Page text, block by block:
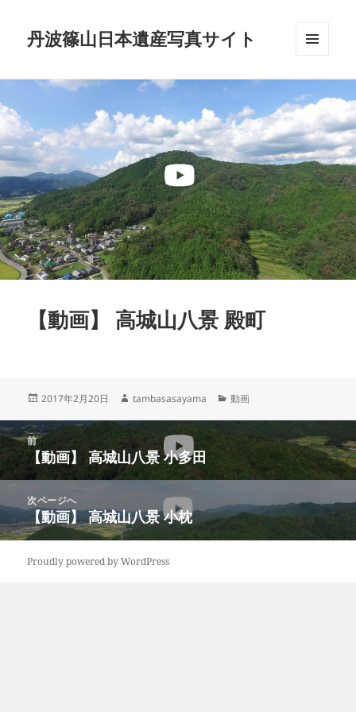
丹波篠山日本遺産写真サイト
ーとウ
ット
【動画】 高城山八景 殿町
投
日:
2017年2月20日
作
者
tambasasayama
カ
リ
ー
動画
投
稿
ゲ
ー
シ
前
前
の
投
稿:
【動画】 高城山八景 小多田
次ページへ
次
の
投
【動画】 高城山八景 小枕
Proudly powered by WordPress